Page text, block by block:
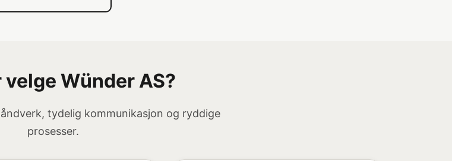
Wünder AS?
tydelig kommunikasjon og ryddige
prosesser.